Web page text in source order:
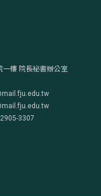
樓 院長祕書辦公室
2905-3307